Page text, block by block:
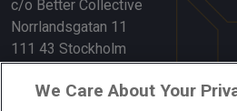
c/o Better Collective
Norrlandsgatan 11
111 43 Stockholm
Länkar
We Care About Your